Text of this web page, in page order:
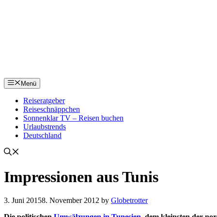
Menü
Reiseratgeber
Reiseschnäppchen
Sonnenklar TV – Reisen buchen
Urlaubstrends
Deutschland
Impressionen aus Tunis
3. Juni 20158. November 2012 by Globetrotter